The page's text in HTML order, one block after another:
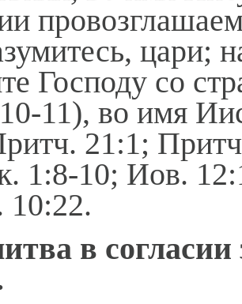
цари;
Господу со
11), во имя
21:1;
1:8-10; Иов.
10:22.
в согласии